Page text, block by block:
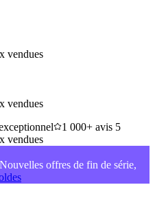
vendues
vendues
1 000+ avis 5
vendues
offres de fin de série,